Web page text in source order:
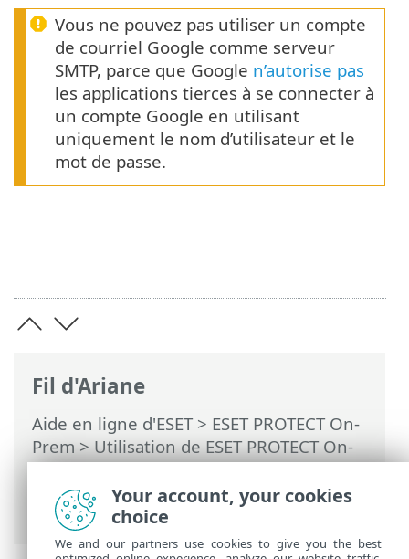
Fil d'Ariane
Aide en ligne d'ESET> ESET PROTECT On-
Prem>Utilisation de ESET PROTECT On-
Prem>ESET PROTECT On-Prem Menu
principal
>Plus >Paramètres> Serveur
SMTP
Vous ne pouvez pas utiliser un compte
de courriel Google comme serveur
SMTP, parce que Google n’autorise pas
les applications tierces à se connecter à
un compte Google en utilisant
uniquement le nom d’utilisateur et le
mot de passe.
Your account, your cookies
choice
We and our partners use cookies to give you the best